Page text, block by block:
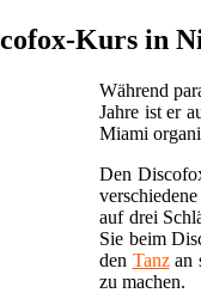
Kurs in
Während
Jahre ist er
Miami
Den
auf drei
Sie beim
den Tanzan
zu machen.